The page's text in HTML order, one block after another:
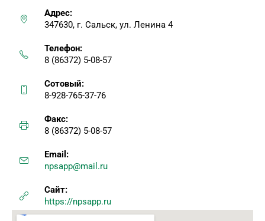
Адрес:
347630, г. Сальск, ул. Ленина 4
Телефон:
8 (86372) 5-08-57
Сотовый:
8-928-765-37-76
Факс:
8 (86372) 5-08-57
Email:
npsapp@mail.ru
Сайт:
https://npsapp.ru